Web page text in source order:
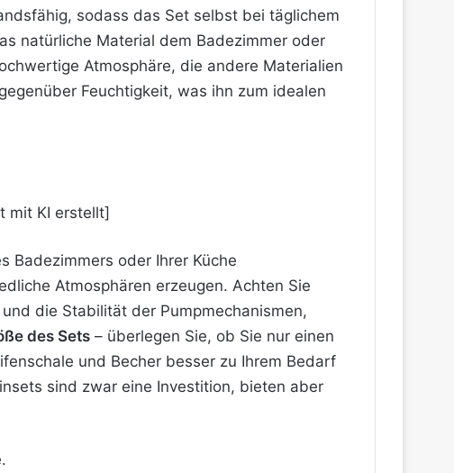
sodass das Set selbst bei täglichem
natürliche Material dem Badezimmer oder
Atmosphäre, die andere Materialien
Feuchtigkeit, was ihn zum idealen
Badezimmers oder Ihrer Küche
Atmosphären erzeugen. Achten Sie
die Stabilität der Pumpmechanismen,
des Sets – überlegen Sie, ob Sie nur einen
und Becher besser zu Ihrem Bedarf
sind zwar eine Investition, bieten aber